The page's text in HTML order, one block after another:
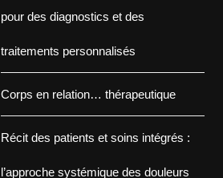
pour des diagnostics et des
traitements personnalisés
Corps en relation… thérapeutique
Récit des patients et soins intégrés :
l’approche systémique des douleurs